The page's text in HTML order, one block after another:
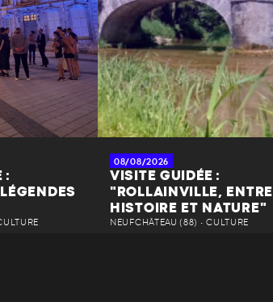
:
08/08/2026
VISITE GUIDÉE :
"ROLLAINVILLE, ENTRE
HISTOIRE ET NATURE"
NEUFCHÂTEAU (88) • CULTURE